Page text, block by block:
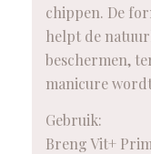
chippen. De
helpt de
beschermen,
manicure
Gebruik:
Breng Vit+